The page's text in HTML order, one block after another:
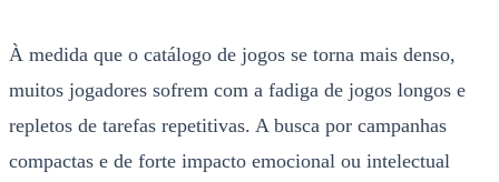
À medida que o catálogo de jogos se torna mais denso,
muitos jogadores sofrem com a fadiga de jogos longos e
repletos de tarefas repetitivas. A busca por campanhas
compactas e de forte impacto emocional ou intelectual